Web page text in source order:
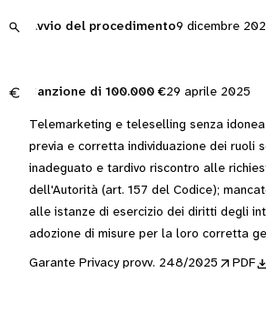
Avvio del procedimento9 dicembre
Sanzione di 100.000 €29 aprile 2025
Telemarketing e teleselling senza
previa e corretta individuazione dei ruoli
inadeguato e tardivo riscontro alle
dell'Autorità (art. 157 del Codice);
alle istanze di esercizio dei diritti degli
adozione di misure per la loro corretta
Garante Privacy provv. 248/2025 PDF